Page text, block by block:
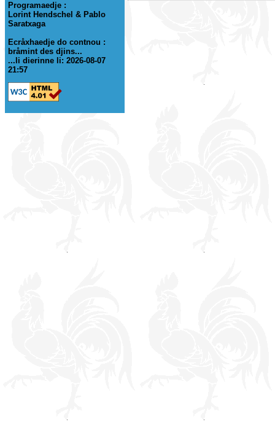
Programaedje :
Lorint Hendschel & Pablo
Saratxaga
Ecråxhaedje do contnou :
bråmint des djins...
...li dierinne li: 2026-08-07
21:57